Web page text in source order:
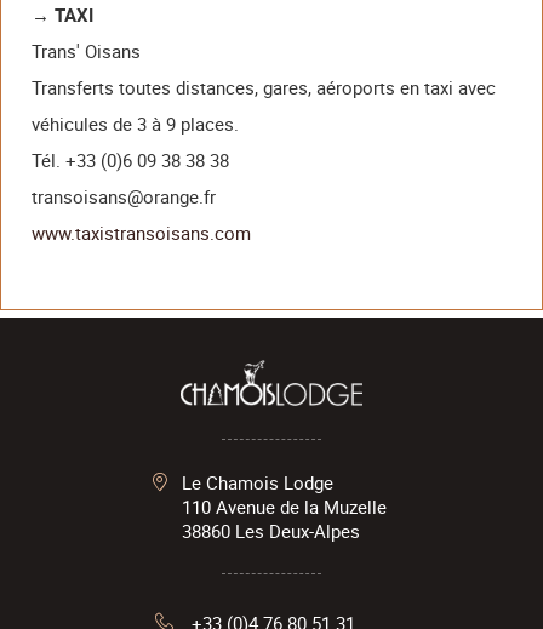
→ TAXI
Trans' Oisans
Transferts toutes distances, gares, aéroports en taxi avec
véhicules de 3 à 9 places.
Tél. +33 (0)6 09 38 38 38
transoisans@orange.fr
www.taxistransoisans.com
Le Chamois Lodge
110 Avenue de la Muzelle
38860 Les Deux-Alpes
+33 (0)4 76 80 51 31